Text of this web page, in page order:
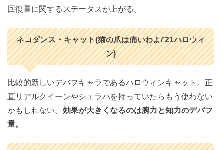
回復量に関するステータスが上がる。
ネコダンス・キャット(猫の爪は痛いわよ/’21ハロウィ
ン)
比較的新しいデバフキャラであるハロウィンキャット。正
直リアルクイーンやシェラハを持っていたらもう使わない
かもしれない。 効果が大きくなるのは腕力と知力のデバフ
量。